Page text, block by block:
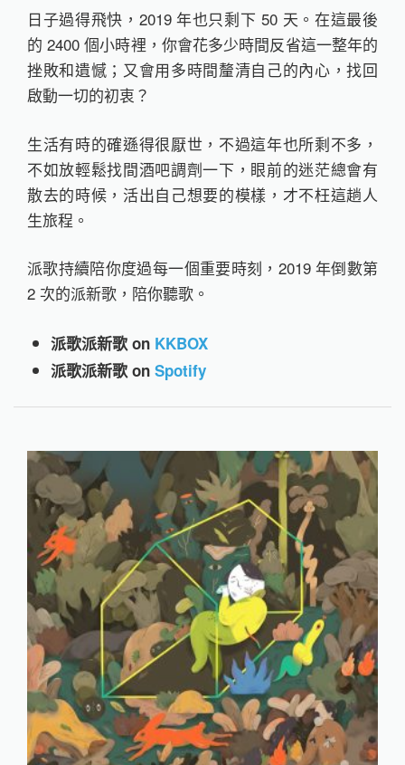
日子過得飛快，2019 年也只剩下 50 天。在這最後
的 2400 個小時裡，你會花多少時間反省這一整年的
挫敗和遺憾；又會用多時間釐清自己的內心，找回
啟動一切的初衷？
生活有時的確遜得很厭世，不過這年也所剩不多，
不如放輕鬆找間酒吧調劑一下，眼前的迷茫總會有
散去的時候，活出自己想要的模樣，才不枉這趟人
生旅程。
派歌持續陪你度過每一個重要時刻，2019 年倒數第
2 次的派新歌，陪你聽歌。
派歌派新歌 on KKBOX
派歌派新歌 on Spotify